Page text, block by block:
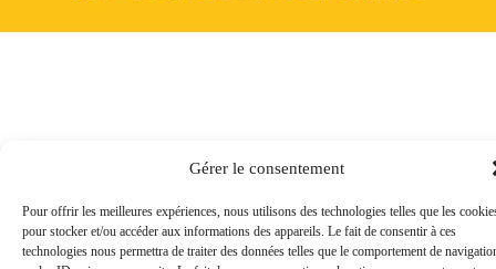
Gérer le consentement
Pour offrir les meilleures expériences, nous utilisons des technologies telles que les
pour stocker et/ou accéder aux informations des appareils. Le fait de consentir à ces
technologies nous permettra de traiter des données telles que le comportement de